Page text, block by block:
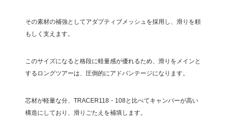
その素材の補強としてアダプティブメッシュを採用し、滑りを頼
もしく支えます。
このサイズになると格段に軽量感が優れるため、滑りをメインと
するロングツアーは、圧倒的にアドバンテージになります。
芯材が軽量な分、TRACER118・108と比べてキャンバーが高い
構造にしており、滑りごたえを補填します。